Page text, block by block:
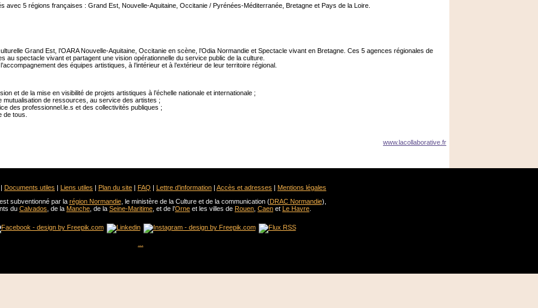
avec 5 régions françaises : Grand Est, Nouvelle-Aquitaine, Occitanie / Pyrénées-Méditerranée, Bretagne et Pays de la Loire.
Grand Est, l’OARA Nouvelle-Aquitaine, Occitanie en scène, l’Odia Normandie et Spectacle vivant en Bretagne. Ces 5 agences régionales de
au spectacle vivant et partagent une vision opérationnelle du service public de la culture.
des équipes artistiques, à l’intérieur et à l’extérieur de leur territoire régional.
et de la mise en visibilité de projets artistiques à l’échelle nationale et internationale ;
mutualisation de ressources, au service des artistes ;
des professionnel.le.s et des collectivités publiques ;
de tous.
www.lacollaborative.fr
Documents utiles | Liens utiles | Plan du site | FAQ | Lettre d'information | Accès et adresses | Mentions légales
subventionné par la région Normandie, le ministère de la Culture et de la communication (DRAC Normandie),
du Calvados , de la Manche , de la Seine-Maritime , et de l’Orne et les villes de Rouen Caen et Le Havre